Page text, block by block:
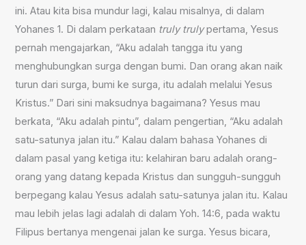
ini. Atau kita bisa mundur lagi, kalau misalnya, di dalam
Yohanes 1. Di dalam perkataan truly trulypertama, Yesus
pernah mengajarkan, “Aku adalah tangga itu yang
menghubungkan surga dengan bumi. Dan orang akan naik
turun dari surga, bumi ke surga, itu adalah melalui Yesus
Kristus.” Dari sini maksudnya bagaimana? Yesus mau
berkata, “Aku adalah pintu”, dalam pengertian, “Aku adalah
satu-satunya jalan itu.” Kalau dalam bahasa Yohanes di
dalam pasal yang ketiga itu: kelahiran baru adalah orang-
orang yang datang kepada Kristus dan sungguh-sungguh
berpegang kalau Yesus adalah satu-satunya jalan itu. Kalau
mau lebih jelas lagi adalah di dalam Yoh. 14:6, pada waktu
Filipus bertanya mengenai jalan ke surga. Yesus bicara,